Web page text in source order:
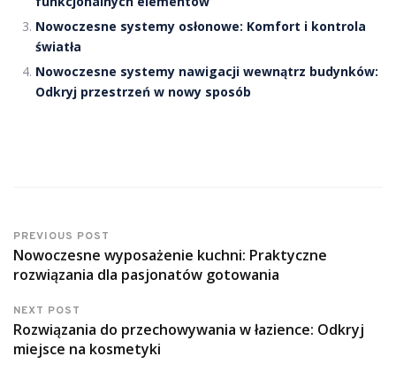
Nowoczesne systemy osłonowe: Komfort i kontrola
światła
Nowoczesne systemy nawigacji wewnątrz budynków:
Odkryj przestrzeń w nowy sposób
PREVIOUS POST
Nowoczesne wyposażenie kuchni: Praktyczne
rozwiązania dla pasjonatów gotowania
NEXT POST
Rozwiązania do przechowywania w łazience: Odkryj
miejsce na kosmetyki